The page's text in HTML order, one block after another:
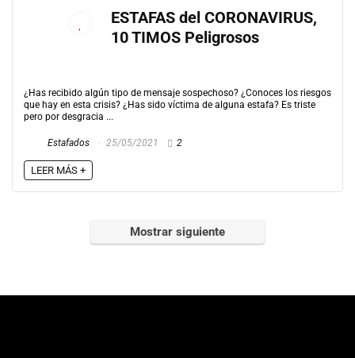
ESTAFAS del CORONAVIRUS,
10 TIMOS Peligrosos
¿Has recibido algún tipo de mensaje sospechoso? ¿Conoces los riesgos
que hay en esta crisis? ¿Has sido víctima de alguna estafa? Es triste
pero por desgracia ...
Estafados 25/05/2021 2
LEER MÁS +
Mostrar siguiente